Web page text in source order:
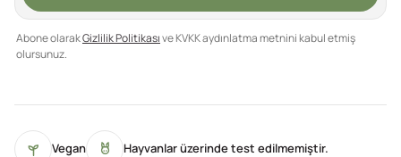
Abone olarakGizlilik Politikasıve KVKK aydınlatma metnini kabul etmiş
olursunuz.
Vegan Hayvanlar üzerinde test edilmemiştir.